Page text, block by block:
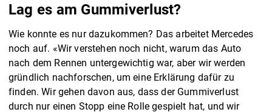
Lag es am Gummiverlust?
Wie konnte es nur dazukommen? Das arbeitet Mercedes
noch auf. «Wir verstehen noch nicht, warum das Auto
nach dem Rennen untergewichtig war, aber wir werden
gründlich nachforschen, um eine Erklärung dafür zu
finden. Wir gehen davon aus, dass der Gummiverlust
durch nur einen Stopp eine Rolle gespielt hat, und wir